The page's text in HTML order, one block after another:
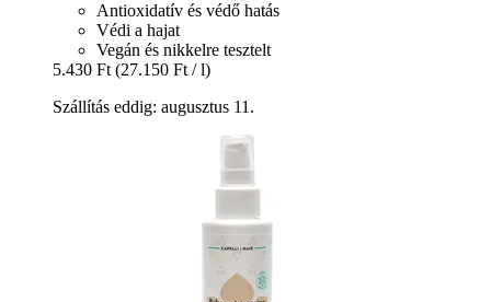
Antioxidatív és védő hatás
Védi a hajat
Vegán és nikkelre tesztelt
5.430 Ft (27.150 Ft / l)
Szállítás eddig: augusztus 11.